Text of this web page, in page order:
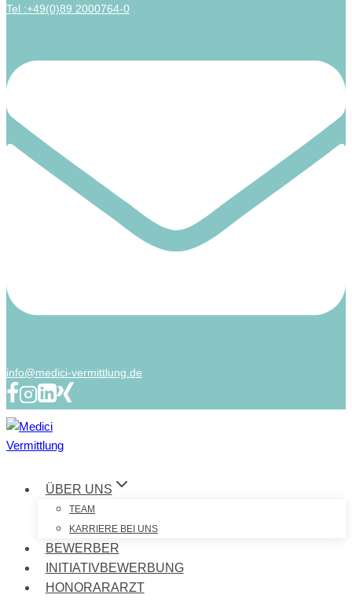
Tel :+49(0)89 2000764-0
info@medici-vermittlung.de
ÜBER UNS
TEAM
KARRIERE BEI UNS
BEWERBER
INITIATIVBEWERBUNG
HONORARARZT